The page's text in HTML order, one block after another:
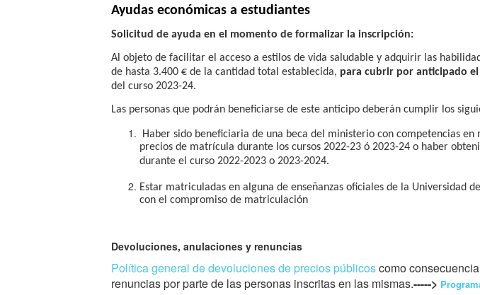
Ayudas económicas a estudiantes
Solicitud de ayuda en el momento de formalizar la inscripción:
Al objeto de facilitar el acceso a estilos de vida saludable y adquirir las
de hasta 3.400 € de la cantidad total establecida, para cubrir por anticipado
del curso 2023-24.
Las personas que podrán beneficiarse de este anticipo deberán cumplir los
Haber sido beneficiaria de una beca del ministerio con competencias
precios de matrícula durante los cursos 2022-23 ó 2023-24 o haber
durante el curso 2022-2023 o 2023-2024.
Estar matriculadas en alguna de enseñanzas oficiales de la Universidad
con el compromiso de matriculación
Devoluciones, anulaciones y renuncias
Política general de devoluciones de precios públicoscomo
renuncias por parte de las personas inscritas en las mismas.----->